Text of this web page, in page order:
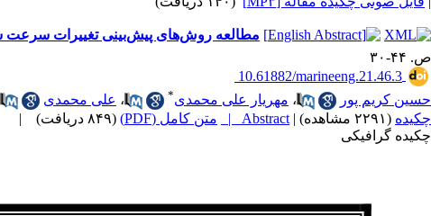
مطالعه‌ روش‌های پیش‌بینی تغییرات سرعت
ص. ۴۴-۳۰
‎ 10.61882/marineeng.21.46.3
حسین کریم پور
، مهریار علی محمدی* ، علی محمدی
چکیده (۲۲۹۱ مشاهده) |
Abstract | متن کامل (PDF) (۸۴۹ دریافت)
|
چکیده گرافیکی